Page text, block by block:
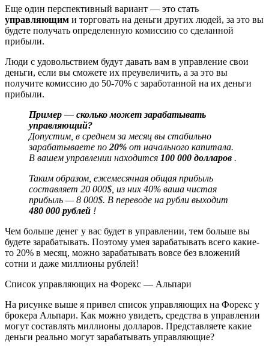
Еще один перспективный вариант — это стать
управляющим и торговать на деньги других людей, за это вы
будете получать определенную комиссию со сделанной
прибыли.
Люди с удовольствием будут давать вам в управление свои
деньги, если вы сможете их преувеличить, а за это вы
получите комиссию до 50-70% с заработанной на их деньги
прибыли.
Пример — сколько может зарабатывать
управляющий?
Допустим, в среднем за месяц вы стабильно
зарабатываете по 20% от начального капитала.
В вашем управлении находится 100 000 долларов .
Таким образом, ежемесячная общая прибыль
составляет 20 000$, из них 40% ваша чистая
прибыль — 8 000$. В переводе на рубли выходит
480 000 рублей !
Чем больше денег у вас будет в управлении, тем больше вы
будете зарабатывать. Поэтому умея зарабатывать всего какие-
то 20% в месяц, можно зарабатывать вовсе без вложений
сотни и даже миллионы рублей!
Список управляющих на Форекс — Альпари
На рисунке выше я привел список управляющих на Форекс у
брокера Альпари. Как можно увидеть, средства в управлении
могут составлять миллионы долларов. Представляете какие
деньги реально могут зарабатывать управляющие?